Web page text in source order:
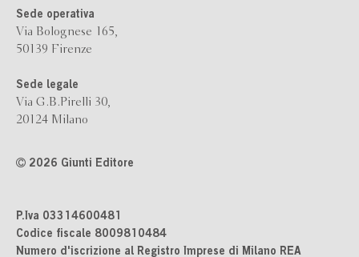
Sede operativa
Via Bolognese 165,
50139 Firenze
Sede legale
Via G.B.Pirelli 30,
20124 Milano
2026 Giunti Editore
P.Iva 03314600481
Codice fiscale 8009810484
Numero d'iscrizione al Registro Imprese di Milano REA